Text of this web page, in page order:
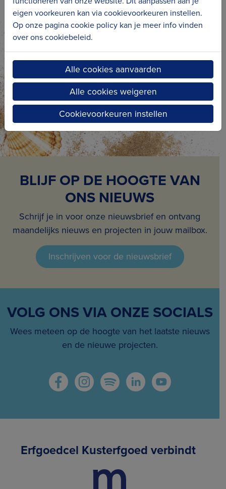
gevonden zijn, oude archieven van bolders-
biljart- of andere verenigingen of brieven en
stukken van verdwenen handelszaken.
Personen die stukken willen schenken, kunnen
steeds terecht bijPieter
DeschoolmeesterofInga Scharley
BLIJF OP DE HOOGTE VAN
ONS NIEUWS
Schrijf je in voor onze nieuwsbrief en ontvang
maandelijks nieuws en projecten in jouw mailbox.
Inschrijven voor de nieuwsbrief
VOLG ONS VIA ONZE SOCIALS
Wees meteen op de hoogte van het laatste nieuws
en de nieuwe projecten.
Erfgoedcel Kusterfgoed verbindt
eigen voorkeuren kan via cookievoorkeuren instellen.
Op onze pagina cookie policy kan je meer info vinden
over ons cookiebeleid.
Alle cookies aanvaarden
Alle cookies weigeren
Cookievoorkeuren instellen